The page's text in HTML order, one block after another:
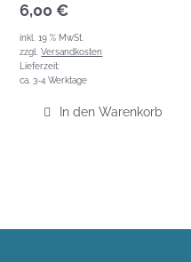
6,00 €
inkl. 19 % MwSt.
zzgl.Versandkosten
Lieferzeit:
ca. 3-4 Werktage
In den Warenkorb